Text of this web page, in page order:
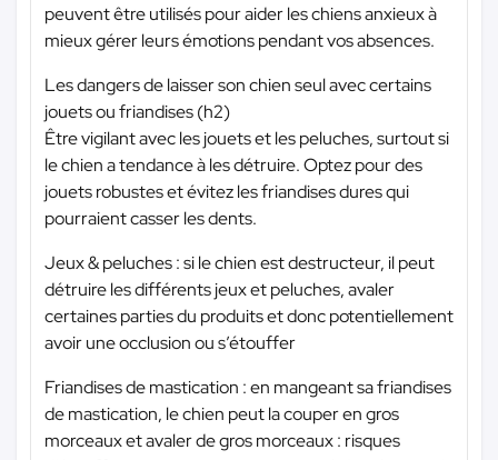
peuvent être utilisés pour aider les chiens anxieux à
mieux gérer leurs émotions pendant vos absences.
Les dangers de laisser son chien seul avec certains
jouets ou friandises (h2)
Être vigilant avec les jouets et les peluches, surtout si
le chien a tendance à les détruire. Optez pour des
jouets robustes et évitez les friandises dures qui
pourraient casser les dents.
Jeux & peluches : si le chien est destructeur, il peut
détruire les différents jeux et peluches, avaler
certaines parties du produits et donc potentiellement
avoir une occlusion ou s’étouffer
Friandises de mastication : en mangeant sa friandises
de mastication, le chien peut la couper en gros
morceaux et avaler de gros morceaux : risques